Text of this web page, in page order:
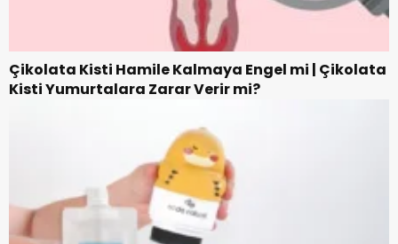
Çikolata Kisti Hamile Kalmaya Engel mi | Çikolata
Kisti Yumurtalara Zarar Verir mi?